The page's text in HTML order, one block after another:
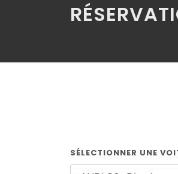
SÉLECTIONNER UNE